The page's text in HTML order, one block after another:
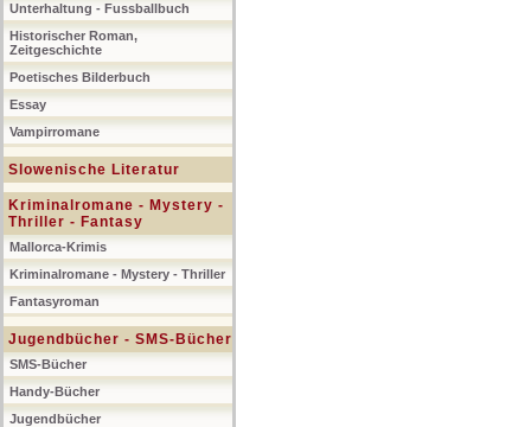
Unterhaltung - Fussballbuch
Historischer Roman,
Zeitgeschichte
Poetisches Bilderbuch
Essay
Vampirromane
Slowenische Literatur
Kriminalromane - Mystery -
Thriller - Fantasy
Mallorca-Krimis
Kriminalromane - Mystery - Thriller
Fantasyroman
Jugendbücher - SMS-Bücher
SMS-Bücher
Handy-Bücher
Jugendbücher